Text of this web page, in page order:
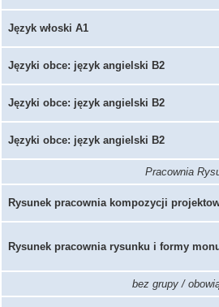
Język włoski A1
Języki obce: język angielski B2
Języki obce: język angielski B2
Języki obce: język angielski B2
Pracownia
Rysunek pracownia kompozycji
Rysunek pracownia rysunku i formy
bez grupy /